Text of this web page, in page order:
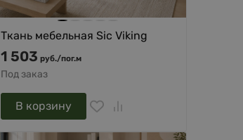
Ткань мебельная Sic Viking
1 503 руб./пог.м
Под заказ
В корзину